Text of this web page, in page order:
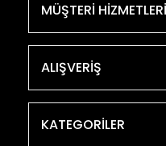
MÜŞTERİ HİZMETLERİ
ALIŞVERİŞ
KATEGORİLER